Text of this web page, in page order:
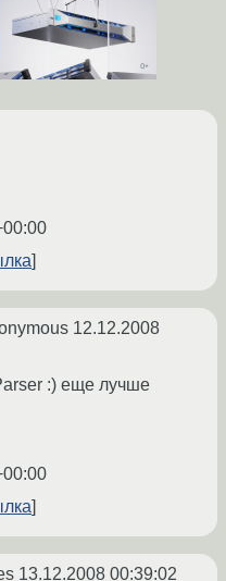
12.12.2008
:) еще лучше
13.12.2008 00:39:02